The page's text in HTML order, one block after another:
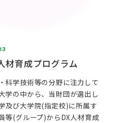
材育成プログラム
科学技術等の分野に注力して
学の中から、当財団が選出し
及び大学院(指定校)に所属す
等(グループ)からDX人材育成